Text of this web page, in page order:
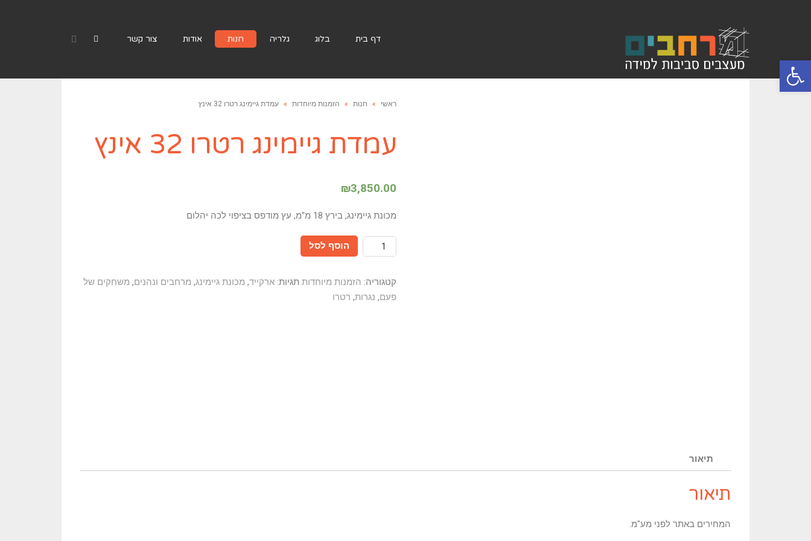
דף בית בלוג גלריה חנות אודות צור קשר
ראשי » חנות » הזמנות מיוחדות » עמדת גיימינג רטרו 32 אינץ
עמדת גיימינג רטרו 32 אינץ
₪3,850.00
מכונת גיימינג, בירץ 18 מ"מ, עץ מודפס בציפוי לכה יהלום
כמות הוסף לסל
קטגוריה: הזמנות מיוחדות תגיות: ארקייד, מכונת גיימינג, מרחבים ונהנים, משחקים של
פעם, נגרות, רטרו
תיאור
תיאור
המחירים באתר לפני מע"מ.
פתח סרגל נגישות